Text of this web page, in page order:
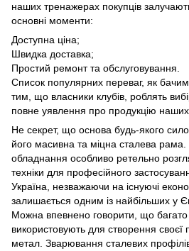
наших тренажерах покупців
основні моменти:
Доступна ціна;
Швидка доставка;
Простий ремонт та обслуговування.
Список популярних переваг, як
тим, що власники клубів, роблять
повне уявлення про продукцію наших
Не секрет, що основа будь-якого
його масивна та міцна сталева
обладнання особливо ретельно
техніки для професійного
Україна, незважаючи на існуючі
залишається одним із найбільших у
Можна впевнено говорити, що багато
використовують для створення своєї
метал. Зварювання сталевих